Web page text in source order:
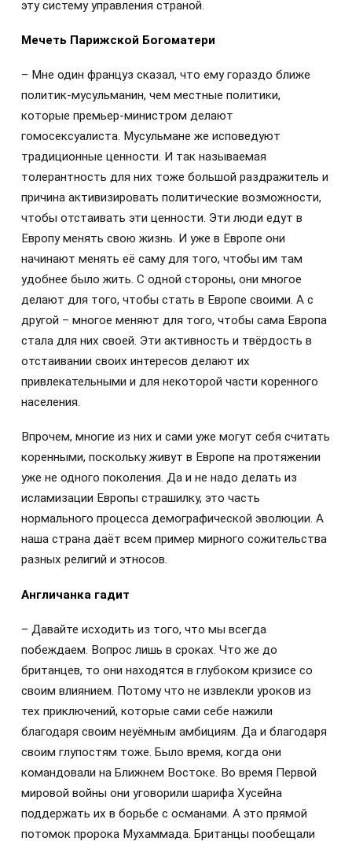
эту систему управления страной.
Мечеть Парижской Богоматери
– Мне один француз сказал, что ему гораздо ближе
политик-мусульманин, чем местные политики,
которые премьер-министром делают
гомосексуалиста. Мусульмане же исповедуют
традиционные ценности. И так называемая
толерантность для них тоже большой раздражитель и
причина активизировать политические возможности,
чтобы отстаивать эти ценности. Эти люди едут в
Европу менять свою жизнь. И уже в Европе они
начинают менять её саму для того, чтобы им там
удобнее было жить. С одной стороны, они многое
делают для того, чтобы стать в Европе своими. А с
другой – многое меняют для того, чтобы сама Европа
стала для них своей. Эти активность и твёрдость в
отстаивании своих интересов делают их
привлекательными и для некоторой части коренного
населения.
Впрочем, многие из них и сами уже могут себя считать
коренными, поскольку живут в Европе на протяжении
уже не одного поколения. Да и не надо делать из
исламизации Европы страшилку, это часть
нормального процесса демографической эволюции. А
наша страна даёт всем пример мирного сожительства
разных религий и этносов.
Англичанка гадит
– Давайте исходить из того, что мы всегда
побеждаем. Вопрос лишь в сроках. Что же до
британцев, то они находятся в глубоком кризисе со
своим влиянием. Потому что не извлекли уроков из
тех приключений, которые сами себе нажили
благодаря своим неуёмным амбициям. Да и благодаря
своим глупостям тоже. Было время, когда они
командовали на Ближнем Востоке. Во время Первой
мировой войны они уговорили шарифа Хусейна
поддержать их в борьбе с османами. А это прямой
потомок пророка Мухаммада. Британцы пообещали